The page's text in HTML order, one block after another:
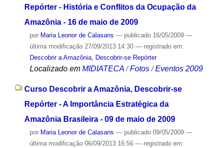
Repórter - História e Conflitos da Ocupação da
Amazônia - 16 de maio de 2009
por Maria Leonor de Calasans — publicado16/05/2009 —
última modificação27/09/2013 14:30 — registrado em:
Descobrir a Amazônia, Descobrir-se Repórter
Localizado em MIDIATECA /Fotos /Eventos 2009
Curso Descobrir a Amazônia, Descobrir-se
Repórter - A Importância Estratégica da
Amazônia Brasileira - 09 de maio de 2009
por Maria Leonor de Calasans — publicado09/05/2009 —
última modificação06/09/2013 16:56 — registrado em: